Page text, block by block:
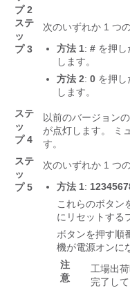
プ 2
ステ
ッ
プ 3
次のいずれか 1 つ
方法 1: # を押
します。
方法 2: 0 を押
します。
ステ
ッ
プ 4
以前のバージョン
が点灯します。 ミ
す。
ステ
ッ
プ 5
次のいずれか 1 つ
方法 1:
これらのボタン
にリセットする
ボタンを押す順
機が電源オンに
注
意
工場出
完了し